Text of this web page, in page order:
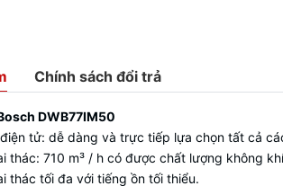
Chính sách đổi trả
DWB77IM50
tử: dễ dàng và trực tiếp lựa chọn tất cả
thác: 710 m³ / h có được chất lượng không
thác tối đa với tiếng ồn tối thiểu.